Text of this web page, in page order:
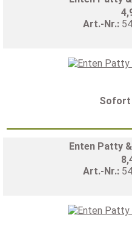
Art.-Nr.:
Sofort
Enten Patty
Art.-Nr.: